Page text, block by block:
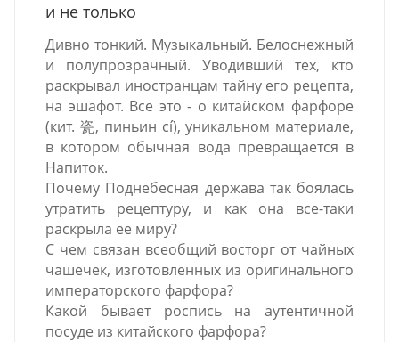
и не только
Дивно тонкий. Музыкальный. Белоснежный
и полупрозрачный. Уводивший тех, кто
раскрывал иностранцам тайну его рецепта,
на эшафот. Все это - о китайском фарфоре
(кит. 瓷, пиньин cí), уникальном материале,
в котором обычная вода превращается в
Напиток.
Почему Поднебесная держава так боялась
утратить рецептуру, и как она все-таки
раскрыла ее миру?
С чем связан всеобщий восторг от чайных
чашечек, изготовленных из оригинального
императорского фарфора?
Какой бывает роспись на аутентичной
посуде из китайского фарфора?